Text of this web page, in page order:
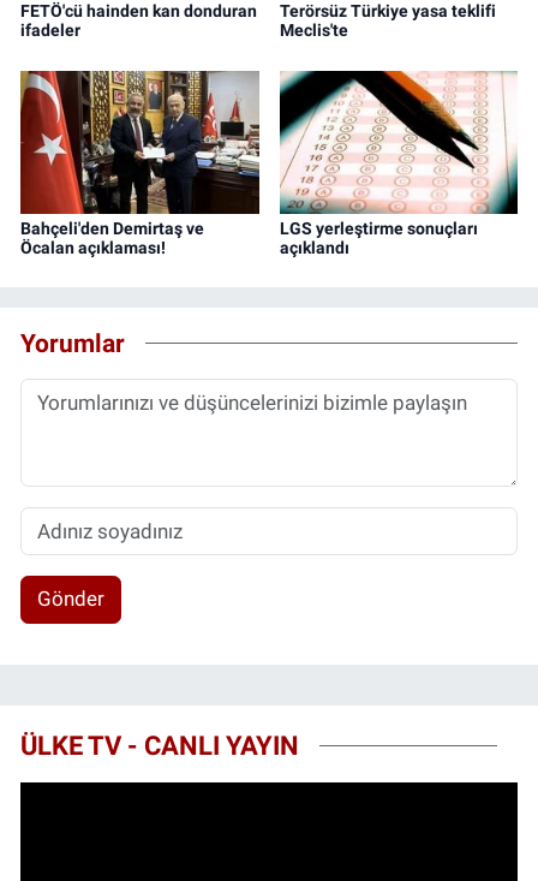
FETÖ'cü hainden kan donduran
ifadeler
Terörsüz Türkiye yasa teklifi
Meclis'te
Bahçeli'den Demirtaş ve
Öcalan açıklaması!
LGS yerleştirme sonuçları
açıklandı
Yorumlar
Gönder
ÜLKE TV - CANLI YAYIN